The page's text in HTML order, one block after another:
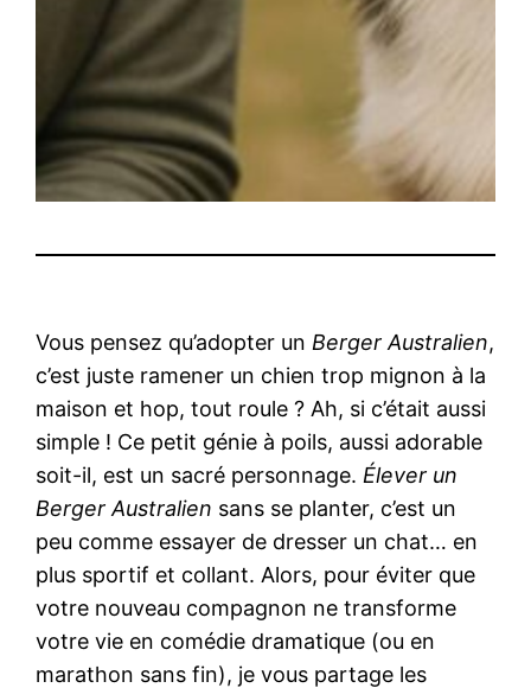
Vous pensez qu’adopter un Berger Australien,
c’est juste ramener un chien trop mignon à la
maison et hop, tout roule ? Ah, si c’était aussi
simple ! Ce petit génie à poils, aussi adorable
soit-il, est un sacré personnage. Élever un
Berger Australien sans se planter, c’est un
peu comme essayer de dresser un chat… en
plus sportif et collant. Alors, pour éviter que
votre nouveau compagnon ne transforme
votre vie en comédie dramatique (ou en
marathon sans fin), je vous partage les